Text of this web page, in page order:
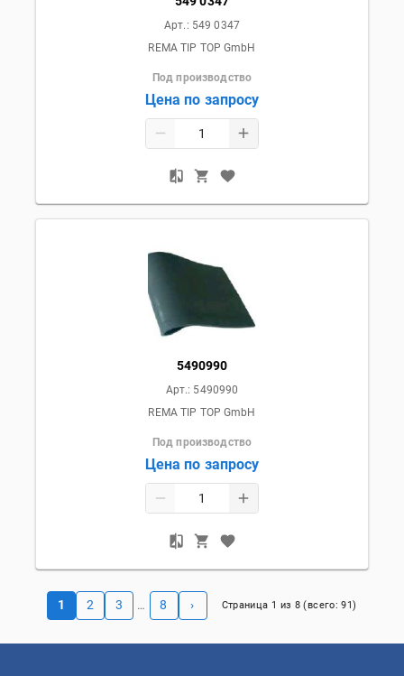
Арт.: 549 0347
REMA TIP TOP GmbH
Под производство
Цена по запросу
5490990
Арт.: 5490990
REMA TIP TOP GmbH
Под производство
Цена по запросу
1 2 3 … 8 › Страница 1 из 8 (всего:91)